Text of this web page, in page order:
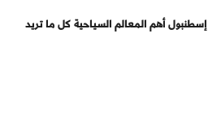
أهم المعالم السياحية كل ما تريد